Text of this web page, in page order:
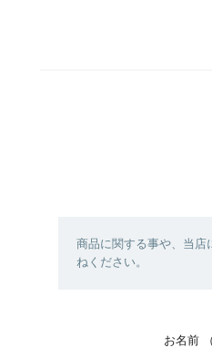
商品に関する事や、当店
ねください。
お名前